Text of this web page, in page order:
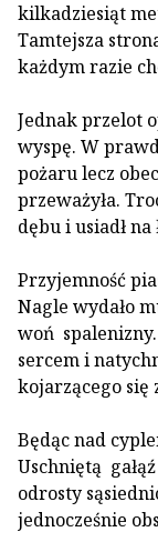
kilkadziesiąt
Tamtejsza
każdym razie
Jednak przelot
wyspę. W
pożaru lecz
przeważyła.
dębu i usiadł na
Przyjemność
Nagle wydało
woń spalenizny.
sercem i
kojarzącego się
Będąc nad
Uschniętą
odrosty
jednocześnie